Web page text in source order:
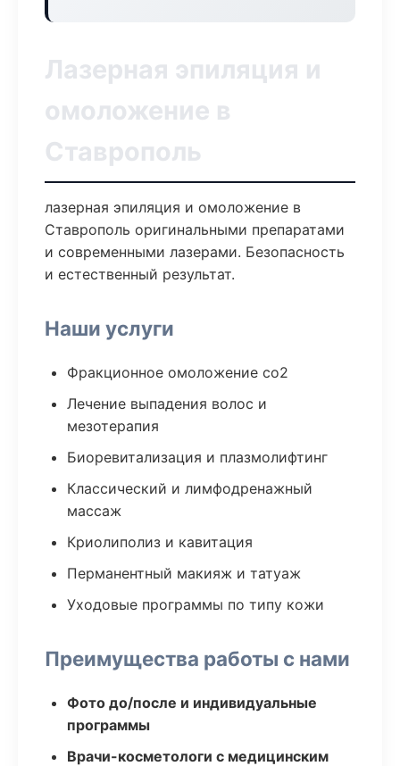
Лазерная эпиляция и
омоложение в
Ставрополь
лазерная эпиляция и омоложение в
Ставрополь оригинальными препаратами
и современными лазерами. Безопасность
и естественный результат.
Наши услуги
Фракционное омоложение co2
Лечение выпадения волос и
мезотерапия
Биоревитализация и плазмолифтинг
Классический и лимфодренажный
массаж
Криолиполиз и кавитация
Перманентный макияж и татуаж
Уходовые программы по типу кожи
Преимущества работы с нами
Фото до/после и индивидуальные
программы
Врачи-косметологи с медицинским